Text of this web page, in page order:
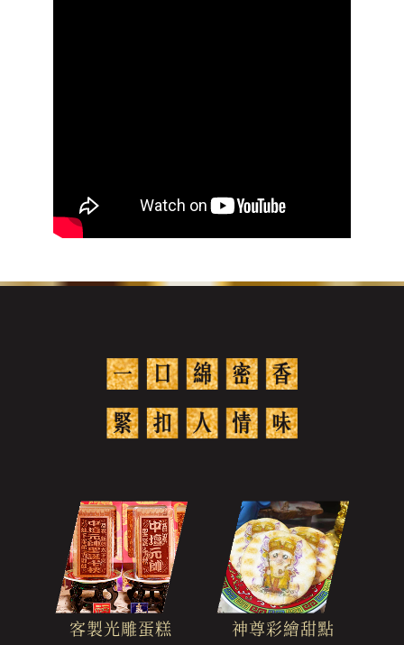
客製光雕蛋糕 神尊彩繪甜點